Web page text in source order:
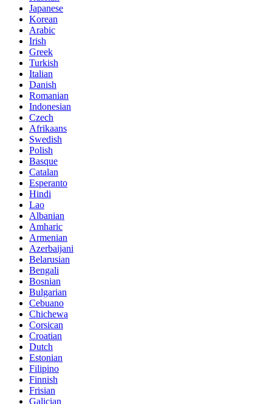
Japanese
Korean
Arabic
Irish
Greek
Turkish
Italian
Danish
Romanian
Indonesian
Czech
Afrikaans
Swedish
Polish
Basque
Catalan
Esperanto
Hindi
Lao
Albanian
Amharic
Armenian
Azerbaijani
Belarusian
Bengali
Bosnian
Bulgarian
Cebuano
Chichewa
Corsican
Croatian
Dutch
Estonian
Filipino
Finnish
Frisian
Galician